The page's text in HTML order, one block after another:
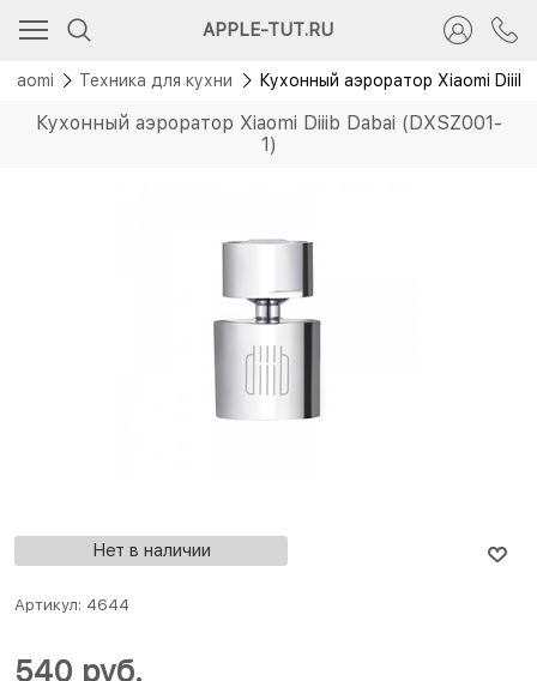
APPLE-TUT.RU
Xiaomi Техника для кухни Кухонный аэроратор Xiaomi Diiib
Кухонный аэроратор Xiaomi Diiib Dabai (DXSZ001-
1)
Нет в наличии
Артикул: 4644
540 руб.